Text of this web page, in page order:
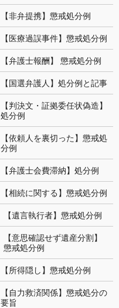
【非弁提携】懲戒処分例
【医療過誤事件】懲戒処分例
【弁護士報酬】 懲戒処分例
【国選弁護人】処分例と記事
【判決文・証拠委任状偽造】
処分例
【依頼人を裏切った】懲戒処
分例
【弁護士会費滞納】処分例
【相続に関する】懲戒処分例
【遺言執行者】懲戒処分例
【意思確認せず遺産分割】
懲戒処分例
【所得隠し】懲戒処分例
【自力救済関係】懲戒処分の
要旨